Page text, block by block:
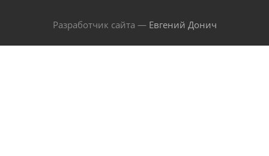
Разработчик сайта — Евгений Донич